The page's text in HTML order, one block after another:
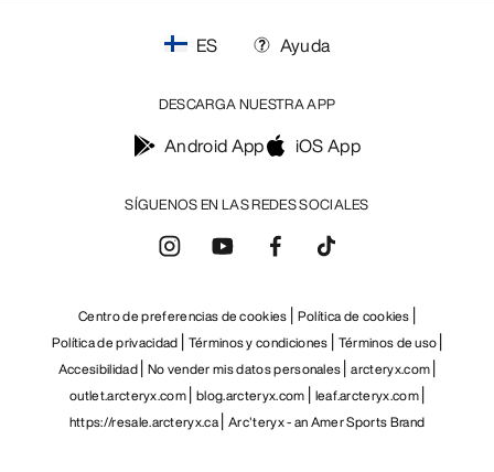
SÍGUENOS EN LAS REDES SOCIALES
ES Ayuda
DESCARGA NUESTRA APP
Android App iOS App
Centro de preferencias de cookies Política de cookies
Política de privacidad Términos y condiciones Términos de uso
Accesibilidad No vender mis datos personales arcteryx.com
outlet.arcteryx.com blog.arcteryx.com leaf.arcteryx.com
https://resale.arcteryx.ca Arc'teryx - an Amer Sports Brand